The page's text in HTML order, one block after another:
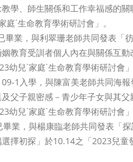
學、師生關係和工作幸福感的關
庭˙生命教育學術研討會」。
畢業，與利翠珊老師共同發表「
教育受訓者個人內在與關係互
幼兒˙家庭˙生命教育學術研討會」
1入學，與陳富美老師共同海報
父子親密感－青少年子女與其
幼兒˙家庭˙生命教育學術研討會」
畢業，與楊康臨老師共同發表「
擇初探」於10.14之「2023兒童